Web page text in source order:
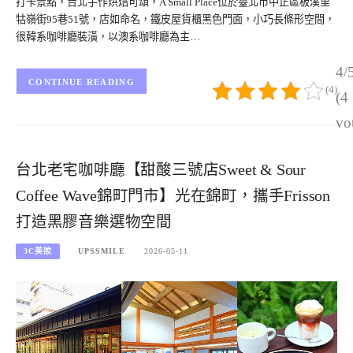
牯嶺街95巷51號，店如命名，鐵皮屋貨櫃黑色門面，小巧長條形空間，
很韓系咖啡廳裝潢，以澳系咖啡廳為主…
4/
(4
(4)
CONTINUE READING
台北老宅咖啡廳【甜酸三號店Sweet & Sour
Coffee Wave錦町門市】光在錦町，攜手Frisson
打造黑膠音樂選物空間
3C美妝 UPSSMILE 2026-05-11